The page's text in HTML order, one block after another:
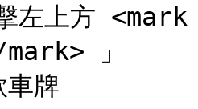
左上方
」
牌